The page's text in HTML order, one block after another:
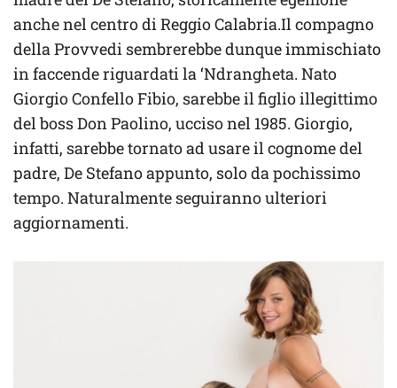
anche nel centro di Reggio Calabria.Il compagno
della Provvedi sembrerebbe dunque immischiato
in faccende riguardati la ‘Ndrangheta. Nato
Giorgio Confello Fibio, sarebbe il figlio illegittimo
del boss Don Paolino, ucciso nel 1985. Giorgio,
infatti, sarebbe tornato ad usare il cognome del
padre, De Stefano appunto, solo da pochissimo
tempo. Naturalmente seguiranno ulteriori
aggiornamenti.